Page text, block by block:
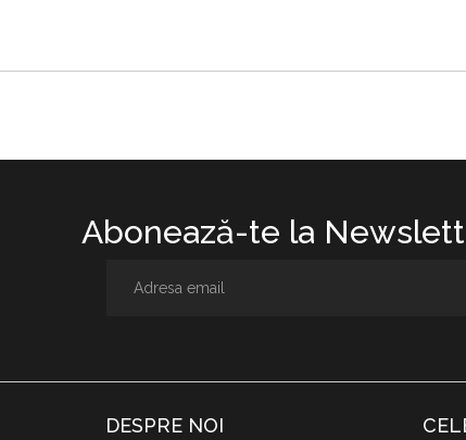
Abonează-te la
DESPRE NOI